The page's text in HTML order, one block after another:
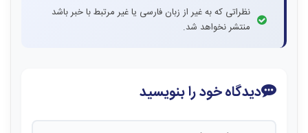
نظراتی که به غیر از زبان فارسی یا غیر مرتبط با خبر باشد
منتشر نخواهد شد.
دیدگاه خود را بنویسید